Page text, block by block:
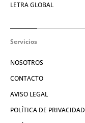
LETRA GLOBAL
Servicios
NOSOTROS
CONTACTO
AVISO LEGAL
POLÍTICA DE PRIVACIDAD